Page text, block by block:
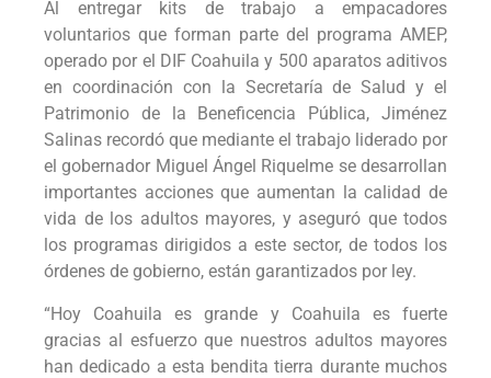
Al entregar kits de trabajo a empacadores
voluntarios que forman parte del programa AMEP,
operado por el DIF Coahuila y 500 aparatos aditivos
en coordinación con la Secretaría de Salud y el
Patrimonio de la Beneficencia Pública, Jiménez
Salinas recordó que mediante el trabajo liderado por
el gobernador Miguel Ángel Riquelme se desarrollan
importantes acciones que aumentan la calidad de
vida de los adultos mayores, y aseguró que todos
los programas dirigidos a este sector, de todos los
órdenes de gobierno, están garantizados por ley.
“Hoy Coahuila es grande y Coahuila es fuerte
gracias al esfuerzo que nuestros adultos mayores
han dedicado a esta bendita tierra durante muchos